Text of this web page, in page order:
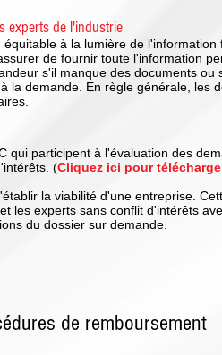
experts de l'industrie
à la lumière de
de fournir toute l'information
s'il manque des documents
la demande. En règle générale, les
qui participent à l'évaluation des
(Cliquez ici pour
la viabilité d'une entreprise.
les experts sans conflit d'intérêts
du dossier sur demande.
de remboursement